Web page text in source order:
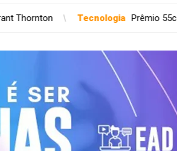
Prêmio 55content abre pré-